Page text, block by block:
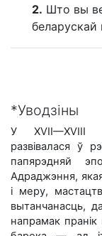
2. Што вы
беларускай
*Уводзіны
У XVIІ—XVIІІ
развівалася ў
папярэдняй
Адраджэння,
і меру,
вытанчанасць,
напрамак